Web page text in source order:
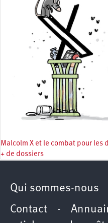
Malcolm X et le combat pour les
+ de dossiers
Qui sommes-nous
Contact -